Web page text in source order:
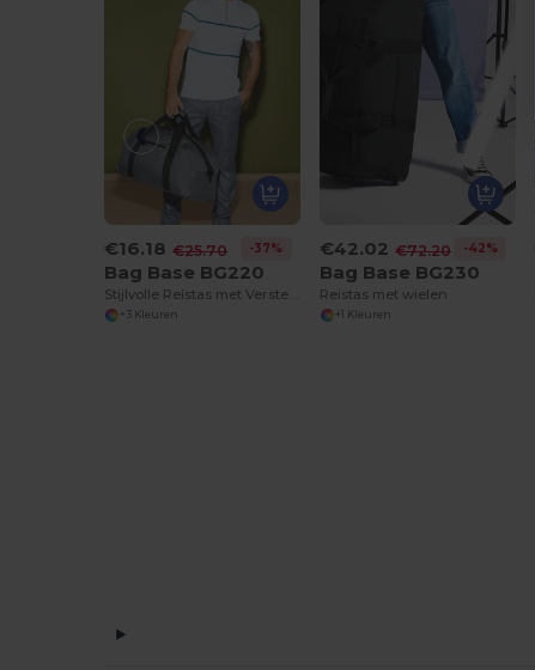
€16.18 €25.70 -37%
Bag Base BG220
+3 Kleuren
€42.02 €72.20 -42%
Bag Base BG230
Reistas met wielen
+1 Kleuren